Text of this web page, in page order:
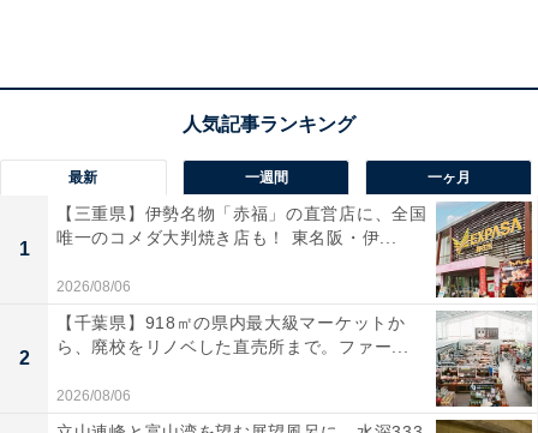
祝日や休日に関しては2021年2月現在のもの
祝日や休日の所には黒い丸が付いていますが、この祝日
最新 一週間 一ヶ月
1
【三重県】伊勢名物「赤福」の直営店に、全国
唯一のコメダ大判焼き店も！ 東名阪・伊...
2026/08/06
2
【千葉県】918㎡の県内最大級マーケットか
ら、廃校をリノベした直売所まで。ファー...
2026/08/06